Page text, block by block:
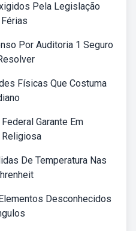
Pela Legislação
Por Auditoria 1 Seguro
Físicas Que Costuma
Garante Em
Religiosa
De Temperatura Nas
Desconhecidos